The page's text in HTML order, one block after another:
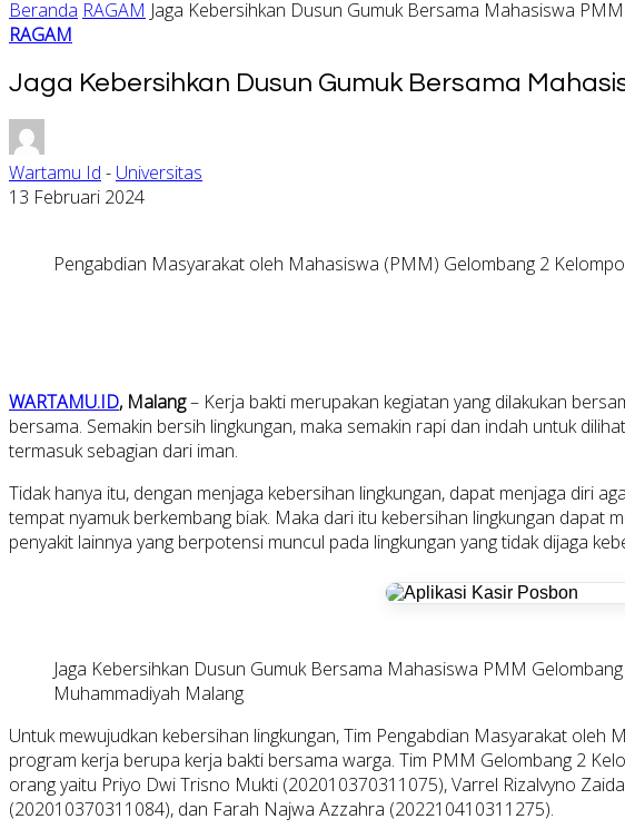
Beranda RAGAM Jaga Kebersihkan Dusun Gumuk Bersama Mahasiswa
RAGAM
Jaga Kebersihkan Dusun Gumuk Bersama
Wartamu Id - Universitas
13 Februari 2024
Pengabdian Masyarakat oleh Mahasiswa (PMM) Gelombang 2
WARTAMU.ID, Malang– Kerja bakti merupakan kegiatan yang dilakukan
bersama. Semakin bersih lingkungan, maka semakin rapi dan indah untuk
termasuk sebagian dari iman.
Tidak hanya itu, dengan menjaga kebersihan lingkungan, dapat menjaga diri
tempat nyamuk berkembang biak. Maka dari itu kebersihan lingkungan
penyakit lainnya yang berpotensi muncul pada lingkungan yang tidak dijaga
Jaga Kebersihkan Dusun Gumuk Bersama Mahasiswa PMM
Muhammadiyah Malang
Untuk mewujudkan kebersihan lingkungan, Tim Pengabdian Masyarakat
program kerja berupa kerja bakti bersama warga. Tim PMM Gelombang 2
orang yaitu Priyo Dwi Trisno Mukti (202010370311075), Varrel Rizalvyno
(202010370311084), dan Farah Najwa Azzahra (202210410311275).